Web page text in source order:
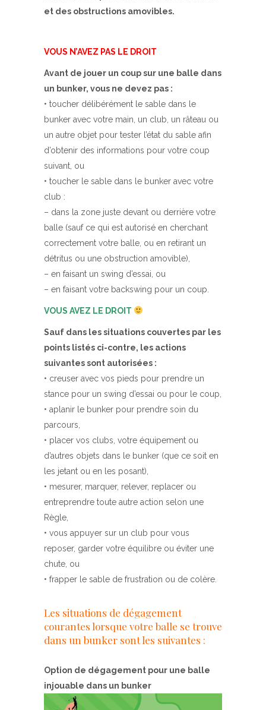
et des obstructions amovibles.
VOUS N’AVEZ PAS LE DROIT
Avant de jouer un coup sur une balle dans
un bunker, vous ne devez pas :
• toucher délibérément le sable dans le
bunker avec votre main, un club, un râteau ou
un autre objet pour tester l’état du sable afin
d’obtenir des informations pour votre coup
suivant, ou
• toucher le sable dans le bunker avec votre
club :
– dans la zone juste devant ou derrière votre
balle (sauf ce qui est autorisé en cherchant
correctement votre balle, ou en retirant un
détritus ou une obstruction amovible),
– en faisant un swing d’essai, ou
– en faisant votre backswing pour un coup.
VOUS AVEZ LE DROIT
Sauf dans les situations couvertes par les
points listés ci-contre, les actions
suivantes sont autorisées :
• creuser avec vos pieds pour prendre un
stance pour un swing d’essai ou pour le coup,
• aplanir le bunker pour prendre soin du
parcours,
• placer vos clubs, votre équipement ou
d’autres objets dans le bunker (que ce soit en
les jetant ou en les posant),
• mesurer, marquer, relever, replacer ou
entreprendre toute autre action selon une
Règle,
• vous appuyer sur un club pour vous
reposer, garder votre équilibre ou éviter une
chute, ou
• frapper le sable de frustration ou de colère.
Les situations de dégagement
courantes lorsque votre balle se trouve
dans un bunker sont les suivantes :
Option de dégagement pour une balle
injouable dans un bunker